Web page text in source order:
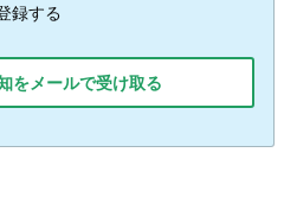
録する
をメールで受け取る